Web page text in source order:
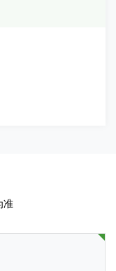
准